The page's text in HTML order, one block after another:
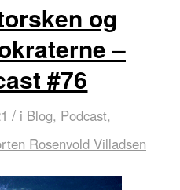
og
–
#76
/ i Blog, Podcast,
Rosenvold Villadsen